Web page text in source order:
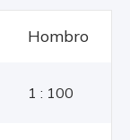
Hombro
1 : 100